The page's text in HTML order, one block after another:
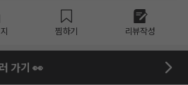
찜하기 리뷰작성
가기 👀